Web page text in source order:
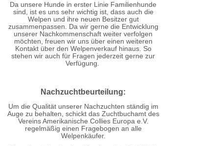
Da unsere Hunde in erster Linie Familienhunde
sind, ist es uns sehr wichtig ist, dass auch die
Welpen und ihre neuen Besitzer gut
zusammenpassen. Da wir gerne die Entwicklung
unserer Nachkommenschaft weiter verfolgen
möchten, freuen wir uns über einen weiteren
Kontakt über den Welpenverkauf hinaus. So
stehen wir auch für Fragen jederzeit gerne zur
Verfügung.
Nachzuchtbeurteilung:
Um die Qualität unserer Nachzuchten ständig im
Auge zu behalten, schickt das Zuchtbuchamt des
Vereins Amerikanische Collies Europa e.V.
regelmäßig einen Fragebogen an alle
Welpenkäufer.